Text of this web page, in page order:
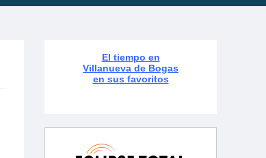
El tiempo en
Villanueva de Bogas
en sus favoritos